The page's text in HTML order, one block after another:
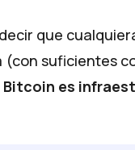
que
(con suficientes
Bitcoin es